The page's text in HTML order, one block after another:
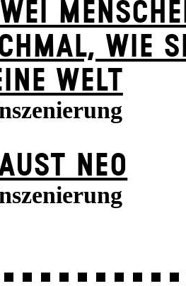
WIE
WELT
NEO